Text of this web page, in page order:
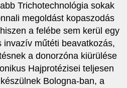
Trichotechnológia sokak
megoldást kopaszodás
a felébe sem kerül egy
invazív műtéti beavatkozás,
a donorzóna kiürülése
Hajprotézisei teljesen
Bologna-ban, a